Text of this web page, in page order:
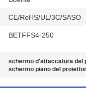
CE/RoHS/UL/3C/SASO
BETFFS4-250
schermo d'attaccatura del
schermo piano del